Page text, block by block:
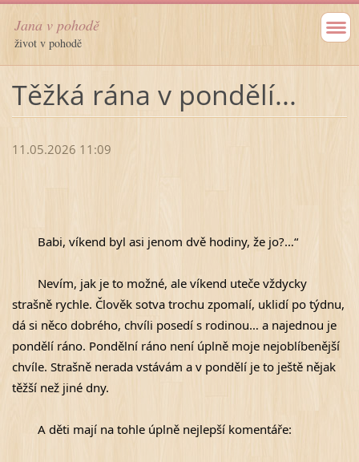
Jana v pohodě
život v pohodě
Těžká rána v pondělí...
11.05.2026 11:09
	Babi, víkend byl asi jenom dvě hodiny, že jo?…“
strašně rychle. Člověk sotva trochu zpomalí, uklidí po týdnu,
dá si něco dobrého, chvíli posedí s rodinou… a najednou je
pondělí ráno. Pondělní ráno není úplně moje nejoblíbenější
chvíle. Strašně nerada vstávám a v pondělí je to ještě nějak
těžší než jiné dny.
	A děti mají na tohle úplně nejlepší komentáře: